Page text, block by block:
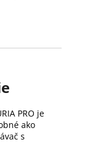
PRO je
ako
s